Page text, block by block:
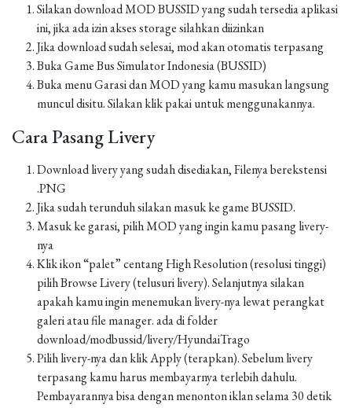
Silakan download MOD BUSSID yang sudah tersedia aplikasi
ini, jika ada izin akses storage silahkan diizinkan
Jika download sudah selesai, mod akan otomatis terpasang
Buka Game Bus Simulator Indonesia (BUSSID)
Buka menu Garasi dan MOD yang kamu masukan langsung
muncul disitu. Silakan klik pakai untuk menggunakannya.
Cara Pasang Livery
Download livery yang sudah disediakan, Filenya berekstensi
.PNG
Jika sudah terunduh silakan masuk ke game BUSSID.
Masuk ke garasi, pilih MOD yang ingin kamu pasang livery-
nya
Klik ikon “palet” centang High Resolution (resolusi tinggi)
pilih Browse Livery (telusuri livery). Selanjutnya silakan
apakah kamu ingin menemukan livery-nya lewat perangkat
galeri atau file manager. ada di folder
download/modbussid/livery/HyundaiTrago
Pilih livery-nya dan klik Apply (terapkan). Sebelum livery
terpasang kamu harus membayarnya terlebih dahulu.
Pembayarannya bisa dengan menonton iklan selama 30 detik